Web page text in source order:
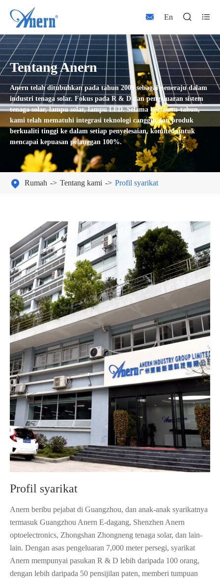
 En  
Tentang Anern
Anern telah ditubuhkan pada tahun 2009 sebagai peneraju dalam
industri tenaga solar. Fokus pada R & D dan pengeluaran sistem
tenaga solar, lampu solar, lampu LED. Selama bertahun-tahun,
kami telah mematuhi integrasi teknologi canggih dan produk
berkualiti tinggi ke dalam setiap penyelesaian, komited untuk
mencapai kepuasan pelanggan 100%.
 Rumah Tentang kami Profil syarikat
Profil syarikat
Anern beribu pejabat di Guangzhou, dan anak-anak syarikatnya
termasuk Guangzhou Anern E-dagang, Shenzhen Anern
optoelectronics, Zhongshan Zhongneng tenaga solar, dan lain-
lain. Dengan asas pengeluaran 7,000 meter persegi, syarikat
Anern mempunyai pasukan R & D lebih daripada 100 orang,
dengan lebih daripada 50 pensijilan paten, memberi tumpuan